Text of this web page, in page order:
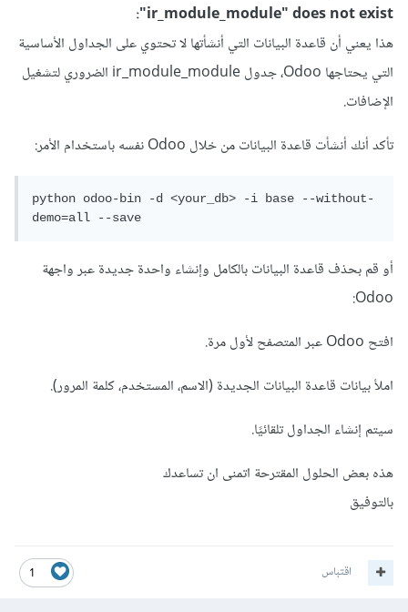
"ir_module_module" does not exist:
هذا يعني أن قاعدة البيانات التي أنشأتها لا تحتوي على الجداول الأساسية
التي يحتاجها Odoo، جدول ir_module_module الضروري لتشغيل
الإضافات.
تأكد أنك أنشأت قاعدة البيانات من خلال Odoo نفسه باستخدام الأمر:
python odoo-bin -d <your_db> -i base --without-
demo=all --save
أو قم بحذف قاعدة البيانات بالكامل وإنشاء واحدة جديدة عبر واجهة
Odoo:
افتح Odoo عبر المتصفح لأول مرة.
املأ بيانات قاعدة البيانات الجديدة (الاسم، المستخدم، كلمة المرور).
سيتم إنشاء الجداول تلقائيًا.
هذه بعض الحلول المقترحة اتمنى ان تساعدك
بالتوفيق
1 اقتباس